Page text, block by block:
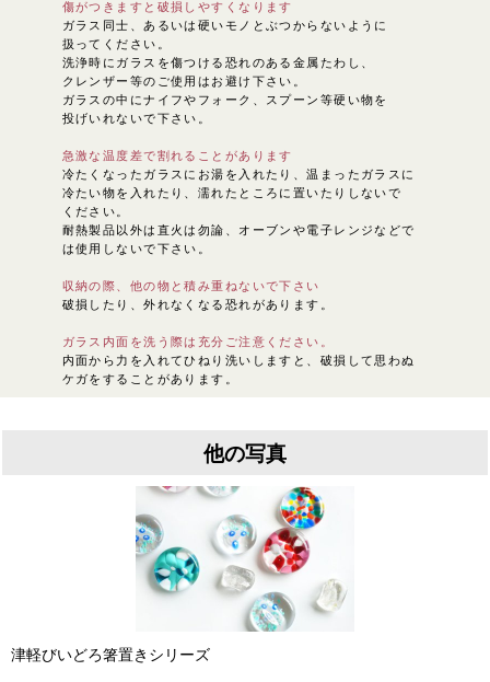
傷がつきますと破損しやすくなります
ガラス同士、あるいは硬いモノとぶつからないように
扱ってください。
洗浄時にガラスを傷つける恐れのある金属たわし、
クレンザー等のご使用はお避け下さい。
ガラスの中にナイフやフォーク、スプーン等硬い物を
投げいれないで下さい。
急激な温度差で割れることがあります
冷たくなったガラスにお湯を入れたり、温まったガラスに
冷たい物を入れたり、濡れたところに置いたりしないで
ください。
耐熱製品以外は直火は勿論、オーブンや電子レンジなどで
は使用しないで下さい。
収納の際、他の物と積み重ねないで下さい
破損したり、外れなくなる恐れがあります。
ガラス内面を洗う際は充分ご注意ください。
内面から力を入れてひねり洗いしますと、破損して思わぬ
ケガをすることがあります。
他の写真
津軽びいどろ箸置きシリーズ